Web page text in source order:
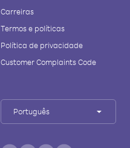
Carreiras
Termos e políticas
Política de privacidade
Customer Complaints Code
Português